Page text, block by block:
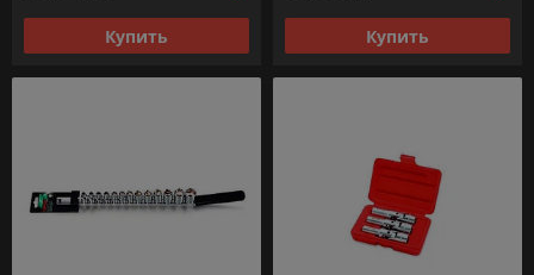
Купить Купить